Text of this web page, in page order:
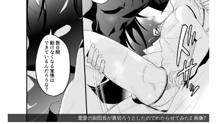
最愛の副団長が裏切ろうとしたのでわからせてみた2 画像7